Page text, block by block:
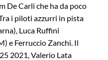
De Carli che ha da poco
i piloti azzurri in pista
Luca Ruffini
e Ferruccio Zanchi. Il
2021, Valerio Lata